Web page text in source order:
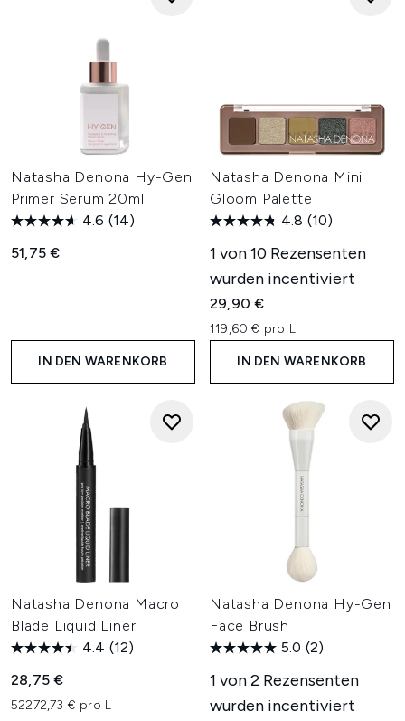
Natasha Denona Hy-Gen
Primer Serum 20ml
4.6 (14)
51,75 €
IN DEN WARENKORB
Natasha Denona Mini
Gloom Palette
4.8 (10)
1 von 10 Rezensenten
wurden incentiviert
29,90 €
119,60 € pro L
IN DEN WARENKORB
Natasha Denona Macro
Blade Liquid Liner
4.4 (12)
28,75 €
52272,73 € pro L
Natasha Denona Hy-Gen
Face Brush
5.0 (2)
1 von 2 Rezensenten
wurden incentiviert